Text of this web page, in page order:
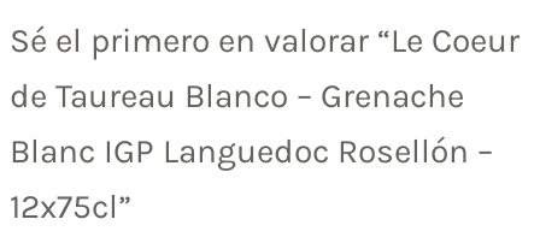
Sé el primero en valorar “Le Coeur
de Taureau Blanco – Grenache
Blanc IGP Languedoc Rosellón –
12x75cl”